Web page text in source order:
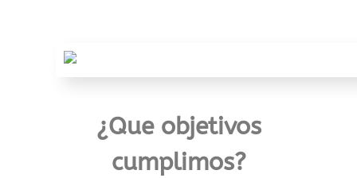
¿Que objetivos
cumplimos?